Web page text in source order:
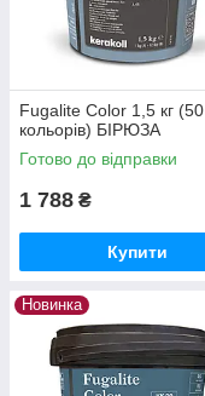
Fugalite Color 1,5 кг (50
кольорів) БІРЮЗА
Готово до відправки
1 788 ₴
Купити
Новинка